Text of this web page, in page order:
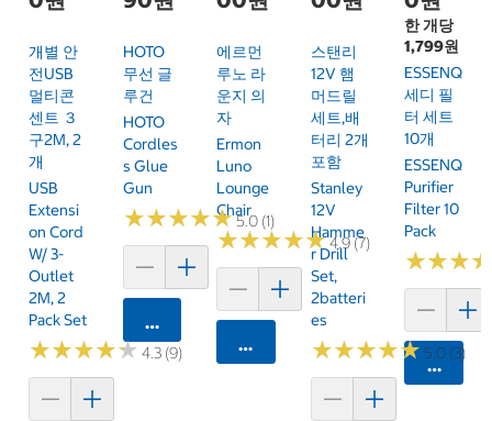
개별 안
전USB
멀티콘
센트 ３
구2M, 2
개
USB
Extensi
On Cord
W/ 3-
Outlet
2M, 2
Pack Set
★★★★★
★★★★★4.3 (9)
HOTO
무선 글
루건
HOTO
Cordles
S Glue
Gun
★★★★★
★★★★★5.0 (1)
카트에 담기
에르먼
루노 라
운지 의
자
Ermon
Luno
Lounge
Chair
★★★★★
★★★★★4.9 (7)
카트에 담기
스탠리
12V 햄
머드릴
세트,배
터리 2개
포함
Stanley
12V
Hamme
R Drill
Set,
2batteri
Es
★★★★★
★★★★★5.0 (3)
한 개당
1,799원
ESSENQ
세디 필
터 세트
10개
ESSENQ
Purifier
Filter 10
Pack
★★★
★★★
카트에